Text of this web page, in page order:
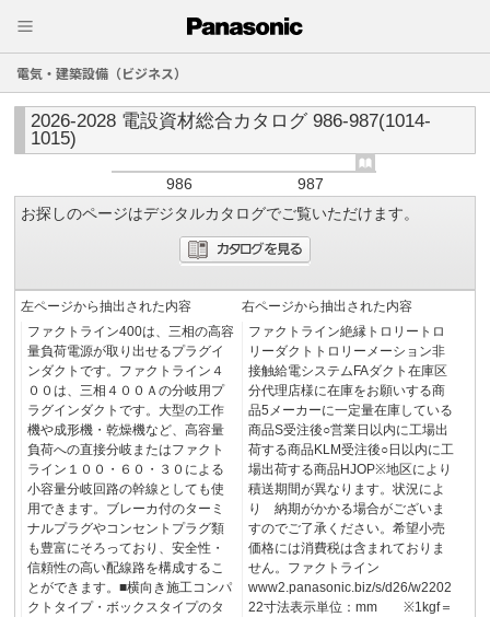
電気・建築設備（ビジネス）
2026-2028 電設資材総合カタログ 986-987(1014-
1015)
986
987
お探しのページはデジタルカタログでご覧いただけます。
左ページから抽出された内容
ファクトライン400は、三相の高容
量負荷電源が取り出せるプラグイ
ンダクトです。ファクトライン４
００は、三相４００Ａの分岐用プ
ラグインダクトです。大型の工作
機や成形機・乾燥機など、高容量
負荷への直接分岐またはファクト
ライン１００・６０・３０による
小容量分岐回路の幹線としても使
用できます。ブレーカ付のターミ
ナルプラグやコンセントプラグ類
も豊富にそろっており、安全性・
信頼性の高い配線路を構成するこ
とができます。■横向き施工コンパ
クトタイプ・ボックスタイプのタ
右ページから抽出された内容
ファクトライン絶縁トロリートロ
リーダクトトロリーメーション非
接触給電システムFAダクト在庫区
分代理店様に在庫をお願いする商
品5メーカーに一定量在庫している
商品S受注後○営業日以内に工場出
荷する商品KLM受注後○日以内に工
場出荷する商品HJOP※地区により
積送期間が異なります。状況によ
り 納期がかかる場合がございま
すのでご了承ください。希望小売
価格には消費税は含まれておりま
せん。ファクトライン
www2.panasonic.biz/s/d26/w2202
22寸法表示単位：mm ※1kgf＝